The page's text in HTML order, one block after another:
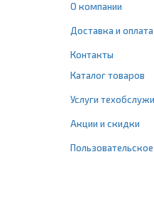
О компании
Доставка и оплата
Контакты
Каталог товаров
Услуги
Акции и скидки